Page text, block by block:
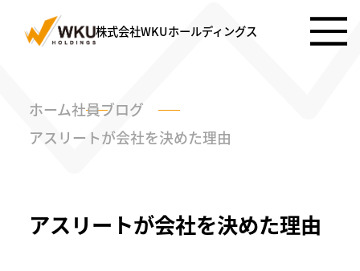
株式会社WKUホールディングス
ホーム社員ブログ
アスリートが会社を決めた理由
アスリートが会社を決めた理由